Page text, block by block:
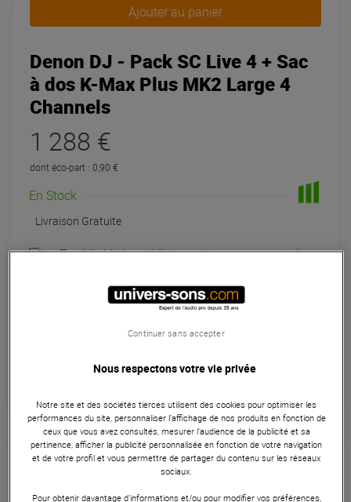
Ajouter au panier
Denon DJ - Pack SC Live 4 + Sac
à dos K-Max Plus MK2 Large 4
Channels
1 288 €
dont éco-part : 0,90 €
En Stock
Livraison Gratuite
Expédiable immédiatement +infos
à Univers-sons
,33 € / mois
Apport initial :
Mensualités :
TAEG fixe : 0%
Garantie3 ans
Eligible à la Garantie Sérénité
Contrôleur DJ
Nous respectons votre vie privée
Notre site et des sociétés tierces utilisent des cookies pour optimiser les
performances du site, personnaliser l’affichage de nos produits en fonction de
ceux que vous avez consultés, mesurer l'audience de la publicité et sa
pertinence, afficher la publicité personnalisée en fonction de votre navigation
et de votre profil et vous permettre de partager du contenu sur les réseaux
sociaux.
Pour obtenir davantage d'informations et/ou pour modifier vos préférences,
Continuer sans accepter